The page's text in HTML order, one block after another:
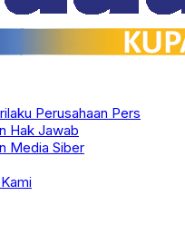
Perusahaan Pers
Hak Jawab
Media Siber